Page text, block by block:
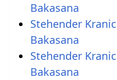
Bakasana
Stehender
Bakasana
Stehender
Bakasana